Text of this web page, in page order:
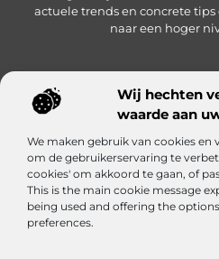
Wij hechten
waarde aan
We maken gebruik van cookies en
om de gebruikerservaring te
cookies' om akkoord te gaan, of
This is the main cookie message
being used and offering the
preferences.
actuele trends en concrete
naar een hoger
Onze informatie
Bericht categorie